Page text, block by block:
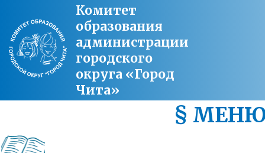
Комитет
образования
администрации
городского
округа «Город
Чита»
§